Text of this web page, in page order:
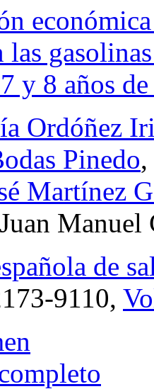
las
y 8 años
Ordóñez
Pinedo,
Martínez
Manuel
de
9110,